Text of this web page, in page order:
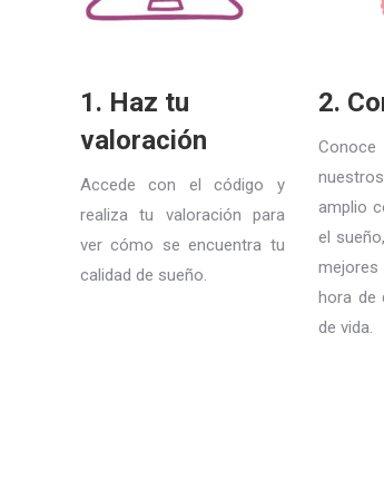
1. Haz tu
valoración
Accede con el código y
realiza tu valoración para
ver cómo se encuentra tu
calidad de sueño.
2.
amplio
el
hora de
de vida.